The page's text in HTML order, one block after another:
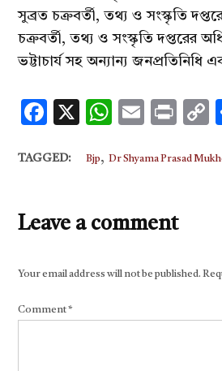
সুব্রত চক্রবর্তী, তথ্য ও সংস্কৃতি
চক্রবর্তী, তথ্য ও সংস্কৃতি দপ্তরের
ভট্টাচার্য সহ অন্যান্য জনপ্রতিনিধি
Facebook
X Email
TAGGED: Bjp,Dr Shyama Prasad
Leave a comment
Your email address will not be published.
Comment*